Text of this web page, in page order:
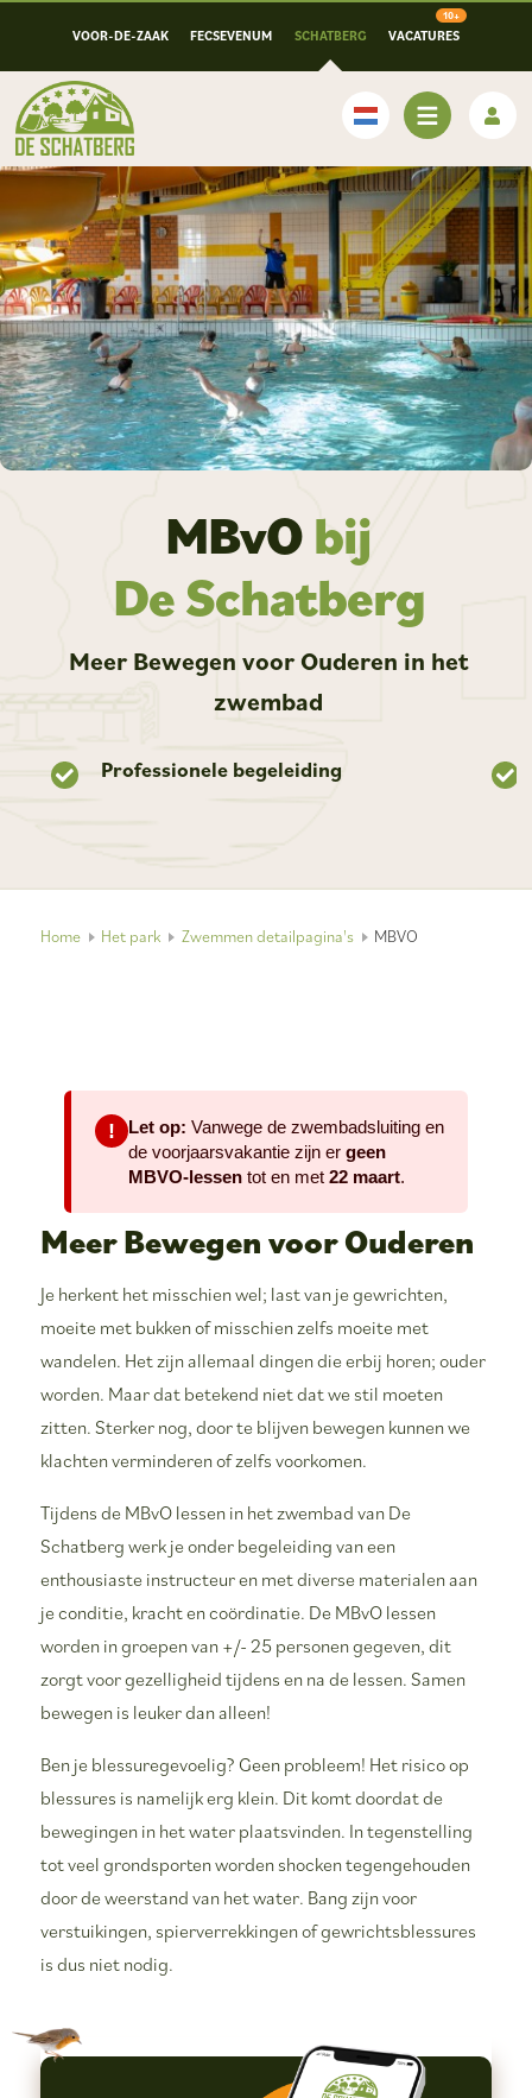
VOOR-DE-ZAAK FECSEVENUM SCHATBERG VACATURES
Nederlands
MBvObij
De Schatberg
Meer Bewegen voor Ouderen in het
zwembad
Professionele begeleiding
Home Het park Zwemmen detailpagina's MBVO
! Let op: Vanwege de zwembadsluiting en
de voorjaarsvakantie zijn er geen
MBVO-lessentot en met 22 maart.
Meer Bewegen voor Ouderen
Je herkent het misschien wel; last van je gewrichten,
moeite met bukken of misschien zelfs moeite met
wandelen. Het zijn allemaal dingen die erbij horen; ouder
worden. Maar dat betekend niet dat we stil moeten
zitten. Sterker nog, door te blijven bewegen kunnen we
klachten verminderen of zelfs voorkomen.
Tijdens de MBvO lessen in het zwembad van De
Schatberg werk je onder begeleiding van een
enthousiaste instructeur en met diverse materialen aan
je conditie, kracht en coördinatie. De MBvO lessen
worden in groepen van +/- 25 personen gegeven, dit
zorgt voor gezelligheid tijdens en na de lessen. Samen
bewegen is leuker dan alleen!
Ben je blessuregevoelig? Geen probleem! Het risico op
blessures is namelijk erg klein. Dit komt doordat de
bewegingen in het water plaatsvinden. In tegenstelling
tot veel grondsporten worden shocken tegengehouden
door de weerstand van het water. Bang zijn voor
verstuikingen, spierverrekkingen of gewrichtsblessures
is dus niet nodig.